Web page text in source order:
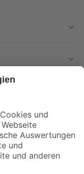
mehr verpassen!